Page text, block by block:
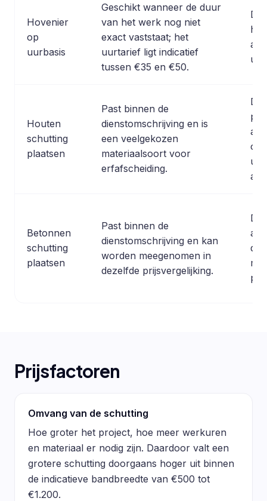
Hovenier
op
uurbasis
Geschikt wanneer de duur
van het werk nog niet
exact vaststaat; het
uurtarief ligt indicatief
tussen €35 en €50.
De
Houten
schutting
plaatsen
Past binnen de
dienstomschrijving en is
een veelgekozen
materiaalsoort voor
erfafscheiding.
De
Betonnen
schutting
plaatsen
Past binnen de
dienstomschrijving en kan
worden meegenomen in
dezelfde prijsvergelijking.
De
Prijsfactoren
Omvang van de schutting
Hoe groter het project, hoe meer werkuren
en materiaal er nodig zijn. Daardoor valt een
grotere schutting doorgaans hoger uit binnen
de indicatieve bandbreedte van €500 tot
€1.200.